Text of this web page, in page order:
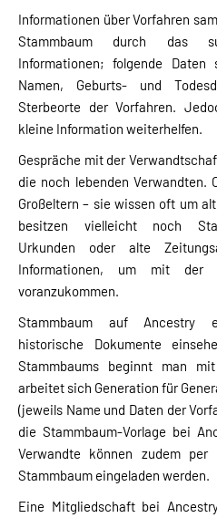
Informationen über Vorfahren
Stammbaum durch das
Informationen; folgende
Namen, Geburts- und
Sterbeorte der Vorfahren.
kleine Information weiterhelfen.
Gespräche mit der
die noch lebenden Verwandten.
Großeltern – sie wissen oft um
besitzen vielleicht noch
Urkunden oder alte
Informationen, um mit der
voranzukommen.
Stammbaum auf Ancestry
historische Dokumente
Stammbaums beginnt man
arbeitet sich Generation für
(jeweils Name und Daten der
die Stammbaum-Vorlage bei
Verwandte können zudem
Stammbaum eingeladen werden.
Eine Mitgliedschaft bei